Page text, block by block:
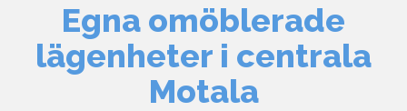
Guidade turer
Kundtjänst
Egna omöblerade
lägenheter i centrala
Motala